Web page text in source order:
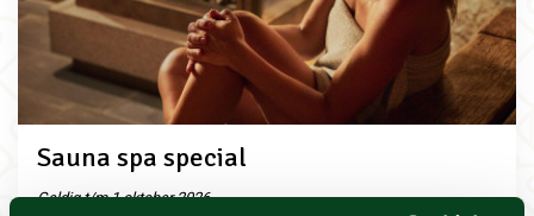
Sauna spa special
Geldig t/m 1 oktober 2026